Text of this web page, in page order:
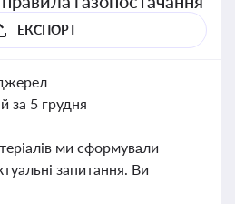
ЕКСПОРТ
за 5 грудня
ми сформували
запитання. Ви